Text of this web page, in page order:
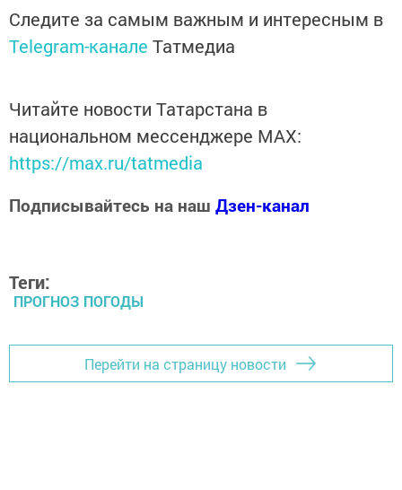
Следите за самым важным и интересным в
Telegram-канале Татмедиа
Читайте новости Татарстана в
национальном мессенджере MАХ:
https://max.ru/tatmedia
Подписывайтесь на наш Дзен-канал
Теги:
ПРОГНОЗ ПОГОДЫ
Перейти на страницу новости